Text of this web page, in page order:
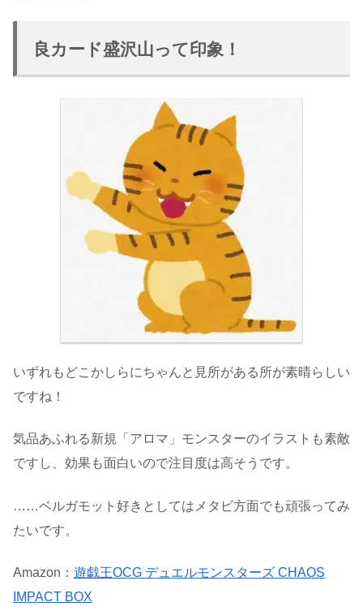
良カード盛沢山って印象！
いずれもどこかしらにちゃんと見所がある所が素晴らしい
ですね！
気品あふれる新規「アロマ」モンスターのイラストも素敵
ですし、効果も面白いので注目度は高そうです。
……ベルガモット好きとしてはメタビ方面でも頑張ってみ
たいです。
Amazon： 遊戯王OCG デュエルモンスターズ CHAOS
IMPACT BOX